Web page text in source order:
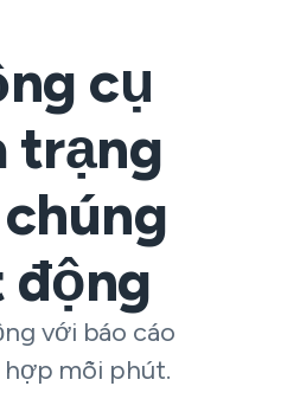
cụ
trạng
động
với báo cáo
mỗi phút.